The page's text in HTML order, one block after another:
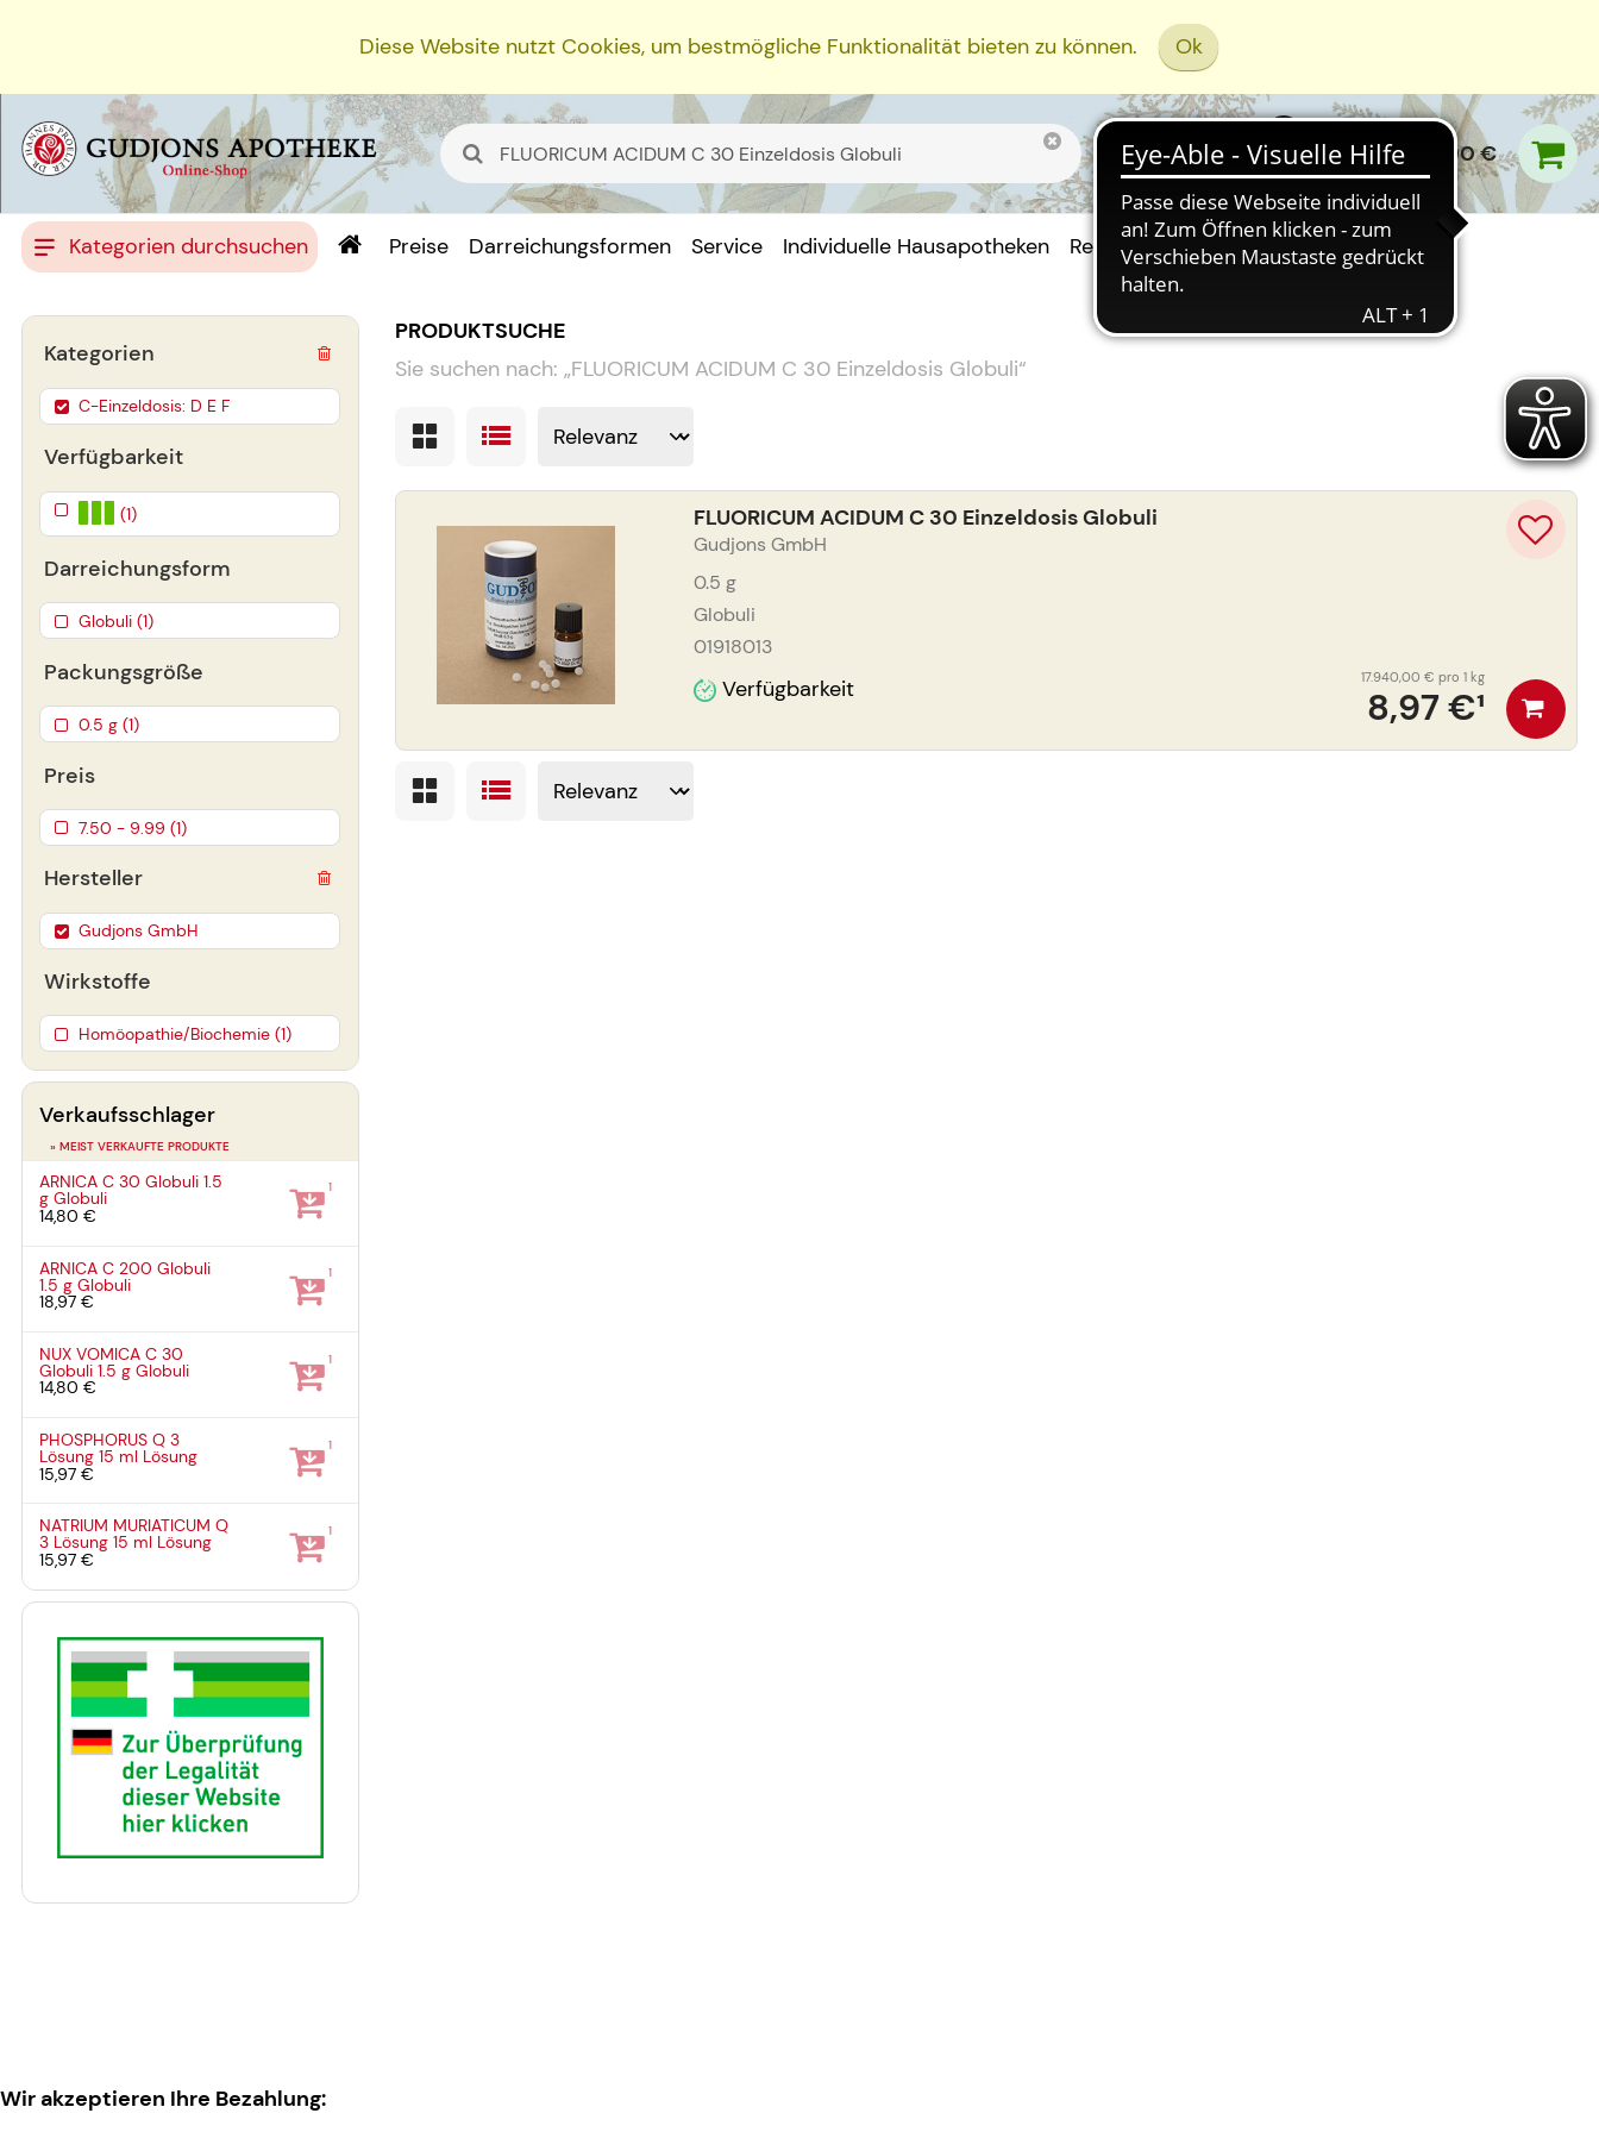
Diese Website nutzt Cookies, um bestmögliche Funktionalität bieten zu können. Ok
0,00 €
Kategorien durchsuchen Preise Darreichungsformen Service Individuelle Hausapotheken Rezept Einreichen
PRODUKTSUCHE
Sie suchen nach: „FLUORICUM ACIDUM C 30 Einzeldosis Globuli“
FLUORICUM ACIDUM C 30 Einzeldosis Globuli
Gudjons GmbH
0.5 g
Globuli
01918013
Verfügbarkeit 8,97 €¹
17.940,00 € pro 1 kg
Verfügbarkeit
(1)
Darreichungsform
Globuli (1)
Packungsgröße
0.5 g (1)
Preis
7.50 - 9.99 (1)
Hersteller
Gudjons GmbH
Wirkstoffe
Homöopathie/Biochemie (1)
Kategorien
C-Einzeldosis: D E F
Verkaufsschlager
» MEIST VERKAUFTE PRODUKTE
ARNICA C 30 Globuli1.5
gGlobuli
14,80 €
1
ARNICA C 200 Globuli
1.5 gGlobuli
18,97 €
1
NUX VOMICA C 30
Globuli1.5 gGlobuli
14,80 €
1
PHOSPHORUS Q 3
Lösung15 ml Lösung
15,97 €
1
NATRIUM MURIATICUM Q
3 Lösung15 ml Lösung
15,97 €
1
Wir akzeptieren Ihre Bezahlung: